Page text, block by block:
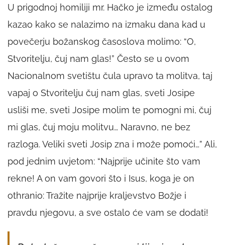
U prigodnoj homiliji mr. Hačko je između ostalog
kazao kako se nalazimo na izmaku dana kad u
povečerju božanskog časoslova molimo: “O,
Stvoritelju, čuj nam glas!” Često se u ovom
Nacionalnom svetištu čula upravo ta molitva, taj
vapaj o Stvoritelju čuj nam glas, sveti Josipe
usliši me, sveti Josipe molim te pomogni mi, čuj
mi glas, čuj moju molitvu… Naravno, ne bez
razloga. Veliki sveti Josip zna i može pomoći…” Ali,
pod jednim uvjetom: “Najprije učinite što vam
rekne! A on vam govori što i Isus, koga je on
othranio: Tražite najprije kraljevstvo Božje i
pravdu njegovu, a sve ostalo će vam se dodati!